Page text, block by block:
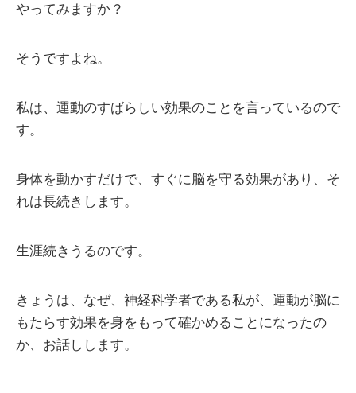
やってみますか？
そうですよね。
私は、運動のすばらしい効果のことを言っているので
す。
身体を動かすだけで、すぐに脳を守る効果があり、そ
れは長続きします。
生涯続きうるのです。
きょうは、なぜ、神経科学者である私が、運動が脳に
もたらす効果を身をもって確かめることになったの
か、お話しします。